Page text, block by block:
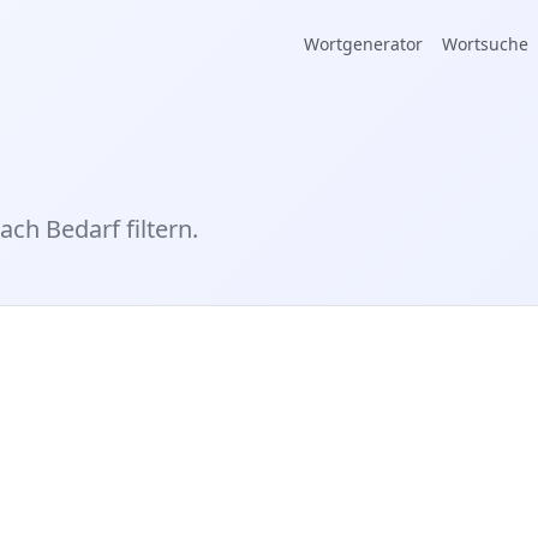
Wortgenerator Wortsuche
Bedarf filtern.